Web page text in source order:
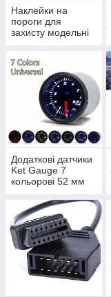
Наклейки на
пороги для
захисту модельні
Додаткові датчики
Ket Gauge 7
кольорові 52 мм